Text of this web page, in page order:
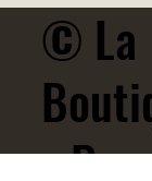
© La
-